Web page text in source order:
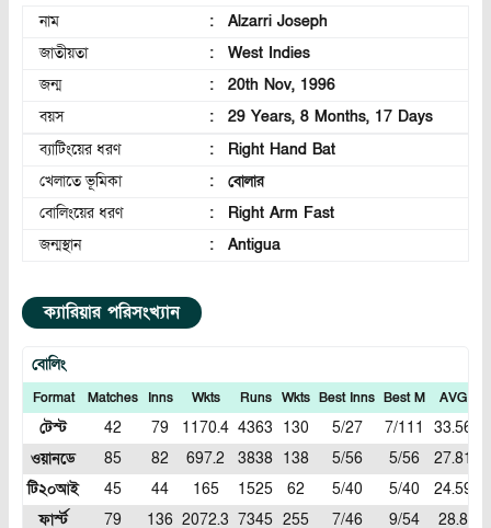
নাম :
Alzarri Joseph
জাতীয়তা
:
West Indies
জন্ম
:
20th Nov, 1996
বয়স
:
29 Years, 8 Months, 17 Days
ব্যাটিংয়ের ধরণ
:
Right Hand Bat
খেলাতে ভূমিকা
:
বোলার
বোলিংয়ের ধরণ
:
Right Arm Fast
জন্মস্থান
: Antigua
ক্যারিয়ার পরিসংখ্যান
বোলিং
Format Matches Inns Wkts Runs Wkts Best Inns Best M AVG
টেস্ট 42 79 1170.4 4363 130 5/27 7/111 33.56
ওয়ানডে
85 82 697.2 3838 138 5/56 5/56 27.81
টি২০আই
45 44 165 1525 62 5/40 5/40 24.59
ফার্স্ট
79 136 2072.3 7345 255 7/46 9/54 28.8